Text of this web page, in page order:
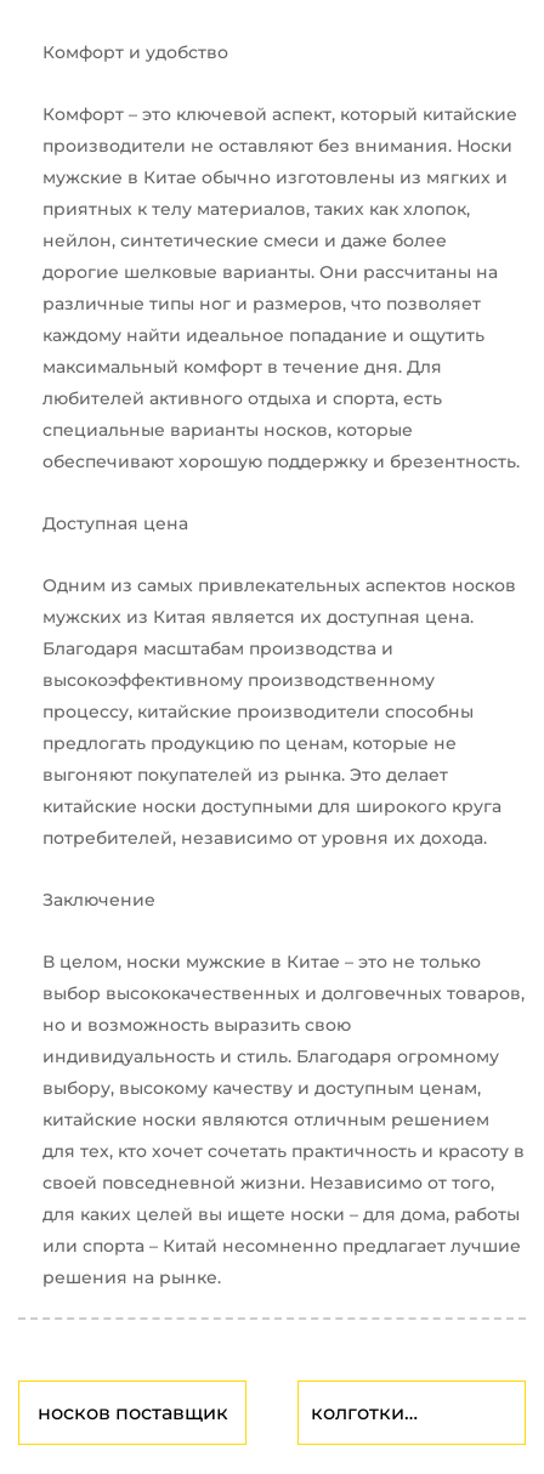
Комфорт и удобство
Комфорт – это ключевой аспект, который китайские
производители не оставляют без внимания. Носки
мужские в Китае обычно изготовлены из мягких и
приятных к телу материалов, таких как хлопок,
нейлон, синтетические смеси и даже более
дорогие шелковые варианты. Они рассчитаны на
различные типы ног и размеров, что позволяет
каждому найти идеальное попадание и ощутить
максимальный комфорт в течение дня. Для
любителей активного отдыха и спорта, есть
специальные варианты носков, которые
обеспечивают хорошую поддержку и брезентность.
Доступная цена
Одним из самых привлекательных аспектов носков
мужских из Китая является их доступная цена.
Благодаря масштабам производства и
высокоэффективному производственному
процессу, китайские производители способны
предлогать продукцию по ценам, которые не
выгоняют покупателей из рынка. Это делает
китайские носки доступными для широкого круга
потребителей, независимо от уровня их дохода.
Заключение
В целом, носки мужские в Китае – это не только
выбор высококачественных и долговечных товаров,
но и возможность выразить свою
индивидуальность и стиль. Благодаря огромному
выбору, высокому качеству и доступным ценам,
китайские носки являются отличным решением
для тех, кто хочет сочетать практичность и красоту в
своей повседневной жизни. Независимо от того,
для каких целей вы ищете носки – для дома, работы
или спорта – Китай несомненно предлагает лучшие
решения на рынке.
носков поставщик
колготки
поставщик